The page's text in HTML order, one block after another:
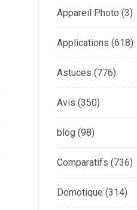
Appareil Photo (3)
Applications (618)
Astuces (776)
Avis (350)
blog (98)
Comparatifs (736)
Domotique (314)